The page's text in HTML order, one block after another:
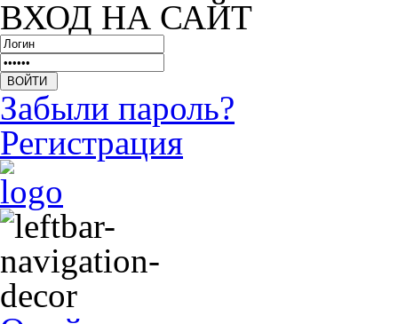
ВХОД НА САЙТ
Забыли пароль?
Регистрация